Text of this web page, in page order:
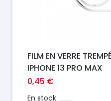
FILM EN VERRE
IPHONE 13 PRO MAX
0,45 €
En stock